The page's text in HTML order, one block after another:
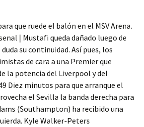
que ruede el balón en el MSV Arena.
| Mustafi queda dañado luego de
su continuidad. Así pues, los
de cara a una Premier que
la potencia del Liverpool y del
Diez minutos para que arranque el
el Sevilla la banda derecha para
(Southampton) ha recibido una
Kyle Walker-Peters